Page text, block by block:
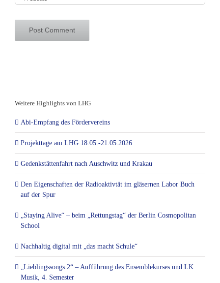
Weitere Highlights von LHG
Abi-Empfang des Fördervereins
Projekttage am LHG 18.05.-21.05.2026
Gedenkstättenfahrt nach Auschwitz und Krakau
Den Eigenschaften der Radioaktivtät im gläsernen Labor Buch
auf der Spur
„Staying Alive“ – beim „Rettungstag“ der Berlin Cosmopolitan
School
Nachhaltig digital mit „das macht Schule“
„Lieblingssongs.2“ – Aufführung des Ensemblekurses und LK
Musik, 4. Semester